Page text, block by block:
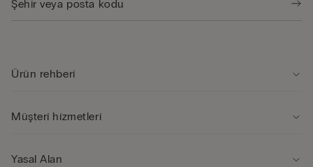
Ürün rehberi̇
Müşteri̇ hi̇zmetleri̇
Yasal Alan